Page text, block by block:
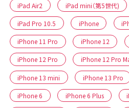
iPad Air2 iPad mini（第5世代)
iPad Pro 10.5 iPhone
iPhone 11 Pro iPhone 12
iPhone 12 Pro iPhone 12 Pro
iPhone 13 mini iPhone 13 Pro
iPhone 6 iPhone 6 Plus